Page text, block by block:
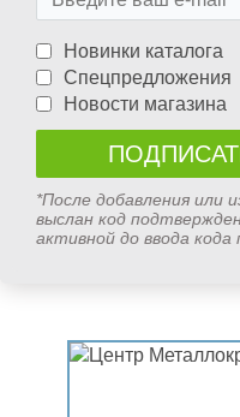
Новинки каталога
Спецпредложения
Новости магазина
*После добавления или
выслан код
активной до ввода кода